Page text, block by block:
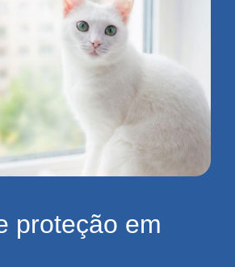
proteção em